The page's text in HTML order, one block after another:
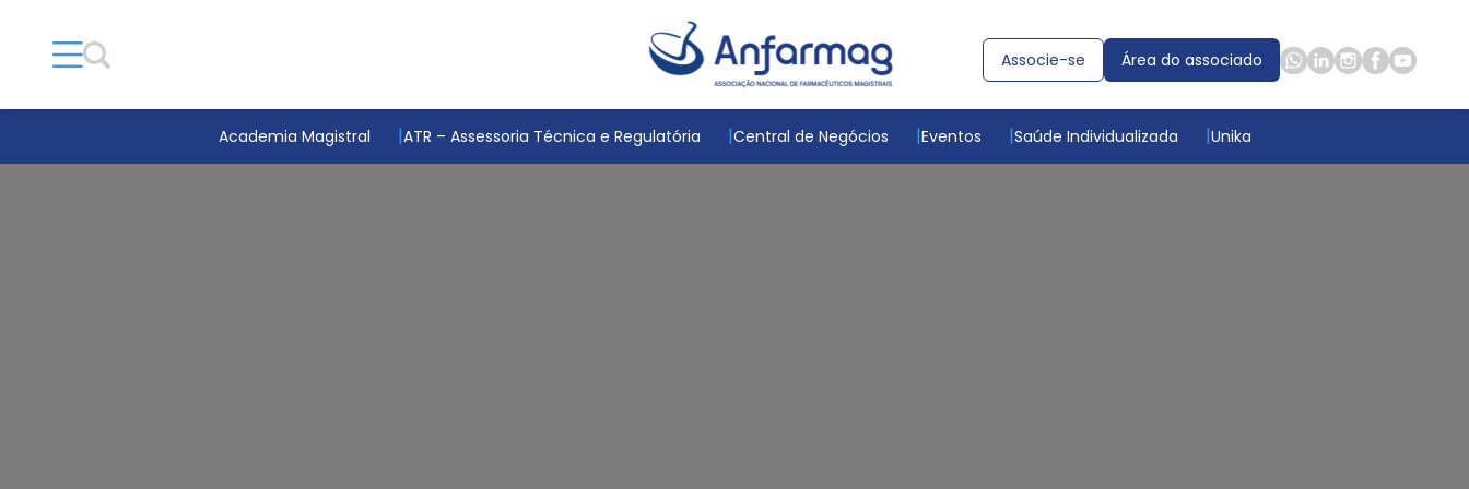
Associe-se Área do associado
Academia Magistral ATR – Assessoria Técnica e Regulatória Central de Negócios Eventos Saúde Individualizada Unika